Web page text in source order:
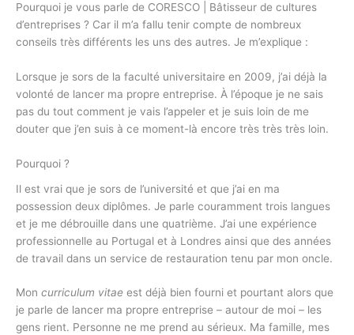
Pourquoi je vous parle de CORESCO | Bâtisseur de cultures
d’entreprises ? Car il m’a fallu tenir compte de nombreux
conseils très différents les uns des autres. Je m’explique :
Lorsque je sors de la faculté universitaire en 2009, j’ai déjà la
volonté de lancer ma propre entreprise. À l’époque je ne sais
pas du tout comment je vais l’appeler et je suis loin de me
douter que j’en suis à ce moment-là encore très très très loin.
Pourquoi ?
Il est vrai que je sors de l’université et que j’ai en ma
possession deux diplômes. Je parle couramment trois langues
et je me débrouille dans une quatrième. J’ai une expérience
professionnelle au Portugal et à Londres ainsi que des années
de travail dans un service de restauration tenu par mon oncle.
Mon curriculum vitae est déjà bien fourni et pourtant alors que
je parle de lancer ma propre entreprise – autour de moi – les
gens rient. Personne ne me prend au sérieux. Ma famille, mes